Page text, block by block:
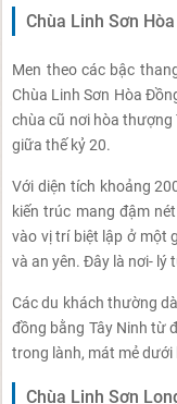
Chùa Linh Sơn
Men theo các bậc
Chùa Linh Sơn Hòa
chùa cũ nơi hòa
giữa thế kỷ 20.
Với diện tích khoảng
kiến trúc mang đậm
vào vị trí biệt lập ở một
và an yên. Đây là nơi- lý
Các du khách thường
đồng bằng Tây Ninh từ
trong lành, mát mẻ
Chùa Linh Sơn